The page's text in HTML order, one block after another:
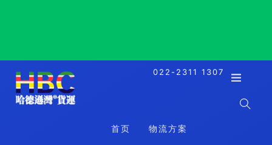
022-2311 1307
首页 物流方案